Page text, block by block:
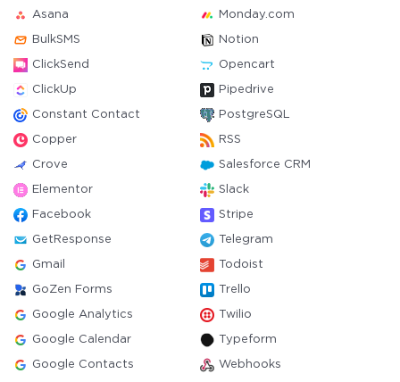
Asana Monday.com
BulkSMS Notion
ClickSend Opencart
ClickUp Pipedrive
Constant Contact PostgreSQL
Copper RSS
Crove Salesforce CRM
Elementor Slack
Facebook Stripe
GetResponse Telegram
Gmail Todoist
GoZen Forms Trello
Google Analytics Twilio
Google Calendar Typeform
Google Contacts Webhooks